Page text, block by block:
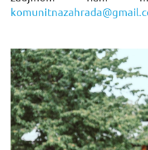
komunitnazahrada@